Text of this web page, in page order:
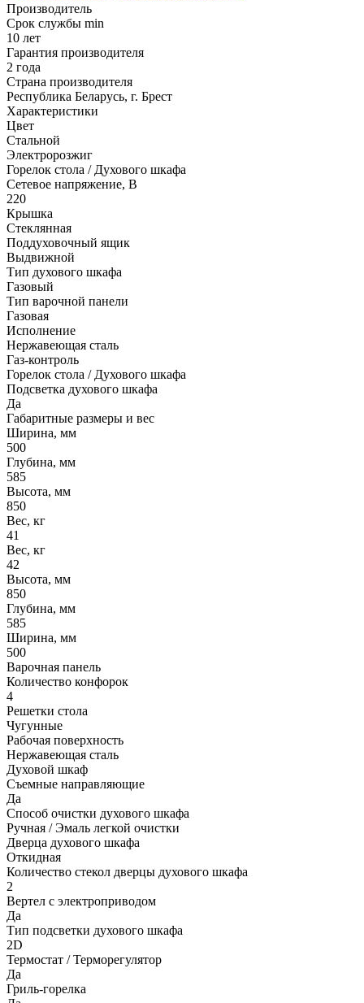
Производитель
Срок службы min
10 лет
Гарантия производителя
2 года
Страна производителя
Республика Беларусь, г. Брест
Характеристики
Цвет
Стальной
Электророзжиг
Горелок стола / Духового шкафа
Сетевое напряжение, В
220
Крышка
Стеклянная
Поддуховочный ящик
Выдвижной
Тип духового шкафа
Газовый
Тип варочной панели
Газовая
Исполнение
Нержавеющая сталь
Газ-контроль
Горелок стола / Духового шкафа
Подсветка духового шкафа
Да
Габаритные размеры и вес
Ширина, мм
500
Глубина, мм
585
Высота, мм
850
Вес, кг
41
Вес, кг
42
Высота, мм
850
Глубина, мм
585
Ширина, мм
500
Варочная панель
Количество конфорок
4
Решетки стола
Чугунные
Рабочая поверхность
Нержавеющая сталь
Духовой шкаф
Съемные направляющие
Да
Способ очистки духового шкафа
Ручная / Эмаль легкой очистки
Дверца духового шкафа
Откидная
Количество стекол дверцы духового шкафа
2
Вертел с электроприводом
Да
Тип подсветки духового шкафа
2D
Термостат / Терморегулятор
Да
Гриль-горелка